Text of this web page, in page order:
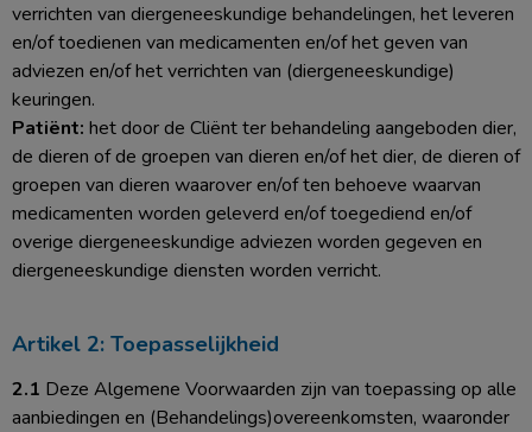
verrichten van diergeneeskundige behandelingen, het leveren
en/of toedienen van medicamenten en/of het geven van
adviezen en/of het verrichten van (diergeneeskundige)
keuringen.
Patiënt: het door de Cliënt ter behandeling aangeboden dier,
de dieren of de groepen van dieren en/of het dier, de dieren of
groepen van dieren waarover en/of ten behoeve waarvan
medicamenten worden geleverd en/of toegediend en/of
overige diergeneeskundige adviezen worden gegeven en
diergeneeskundige diensten worden verricht.
Artikel 2: Toepasselijkheid
2.1 Deze Algemene Voorwaarden zijn van toepassing op alle
aanbiedingen en (Behandelings)overeenkomsten, waaronder